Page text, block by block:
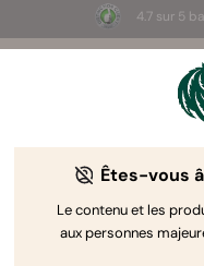
4.7 sur 5
☀️ Summer
certains
Articles Cannabis
Êtes-vous
Le contenu et les
aux personnes